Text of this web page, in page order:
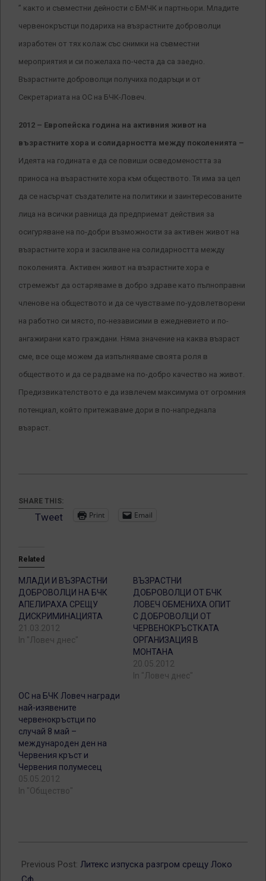
” както и съвместни дейности с БМЧК и партньори. Младите
червенокръстци подариха на възрастните доброволци
изработен от тях колаж със снимки на съвместни
мероприятия и си пожелаха по-честа да са заедно.
Възрастните доброволци получиха подаръци и от
Секретариата на ОС на БЧК-Ловеч.
2012 – Европейска година на активния живот на
възрастните хора и солидарността между поколенията –
Идеята на годината е да се повиши осведомеността за
приноса на възрастните хора към обществото. Тя има за цел
да се насърчат създателите на политики и заинтересованите
лица на всички равнища да предприемат действия за
осигуряване на по-добри възможности за активен живот на
възрастните хора и засилване на солидарността между
поколенията. Активен живот на възрастните хора е
стремежът да остаряваме в добро здраве като пълноправни
членове на обществото и да се чувстваме по-удовлетворени
на работно си място, по-независими в ежедневието и по-
ангажирани като граждани. Няма значение на каква възраст
сме, все още можем да изпълняваме своята роля в
обществото и да се радваме на по-добро качество на живот.
Предизвикателството е да извлечем максимума от огромния
потенциал, който притежаваме дори в по-напреднала
възраст.
SHARE THIS:
Tweet Print Email
Related
МЛАДИ И ВЪЗРАСТНИ
ДОБРОВОЛЦИ НА БЧК
АПЕЛИРАХА СРЕЩУ
ДИСКРИМИНАЦИЯТА
21.03.2012
In "Ловеч днес"
ВЪЗРАСТНИ
ДОБРОВОЛЦИ ОТ БЧК
ЛОВЕЧ ОБМЕНИХА ОПИТ
С ДОБРОВОЛЦИ ОТ
ЧЕРВЕНОКРЪСТКАТА
ОРГАНИЗАЦИЯ В
МОНТАНА
20.05.2012
In "Ловеч днес"
ОС на БЧК Ловеч награди
най-изявените
червенокръстци по
случай 8 май –
международен ден на
Червения кръст и
Червения полумесец
05.05.2012
In "Общество"
05-
02
Previous Post: Литекс изпуска разгром срещу Локо